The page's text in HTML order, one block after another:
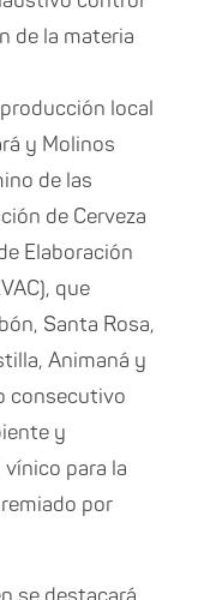
de la materia
local
y Molinos
de las
de Cerveza
Elaboración
que
Santa Rosa,
Animaná y
consecutivo
y
para la
por